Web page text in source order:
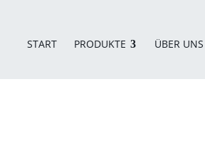
START PRODUKTE ÜBER UNS